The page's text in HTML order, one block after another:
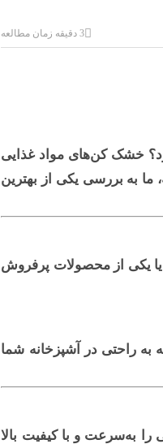
3 دقیقه زمان مطالعه
خشک کن‌های مواد غذایی
ما به بررسی یکی از بهترین
یکی از محصولات پرفروش
راحتی در آشپزخانه شما
به‌سرعت و با کیفیت بالا